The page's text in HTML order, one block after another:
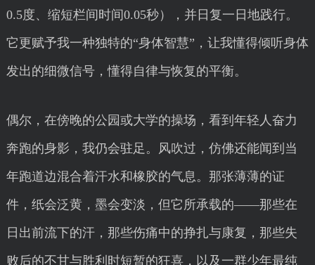
0.5度、缩短栏间时间0.05秒），并日复一日地践行。
它更赋予我一种独特的“身体智慧”，让我懂得倾听身体
发出的细微信号，懂得自律与恢复的平衡。
偶尔，在傍晚的公园或大学的操场，看到年轻人奋力
奔跑的身影，我仍会驻足。风吹过，仿佛还能闻到当
年跑道边混合着汗水和橡胶的气息。那张薄薄的证
件，纸会泛黄，墨会变淡，但它所承载的——那些在
日出前流下的汗，那些伤痛中的挣扎与康复，那些失
败后的不甘与胜利时短暂的狂喜，以及一群少年最纯